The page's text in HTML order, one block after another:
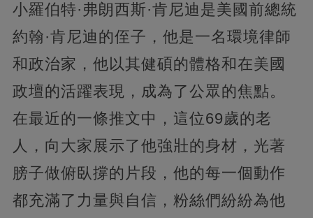
小羅伯特·弗朗西斯·肯尼迪是美國前總統
約翰·肯尼迪的侄子，他是一名環境律師
和政治家，他以其健碩的體格和在美國
政壇的活躍表現，成為了公眾的焦點。
在最近的一條推文中，這位69歲的老
人，向大家展示了他強壯的身材，光著
膀子做俯臥撐的片段，他的每一個動作
都充滿了力量與自信，粉絲們紛紛為他